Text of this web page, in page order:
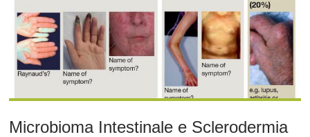
Microbioma Intestinale e Sclerodermia